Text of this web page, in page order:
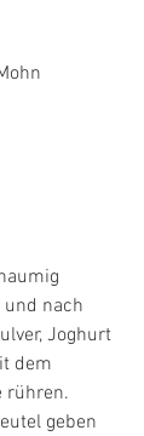
und nach
Joghurt
dem
rühren.
geben